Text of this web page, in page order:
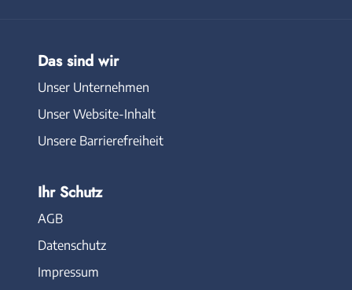
Das sind wir
Unser Unternehmen
Unser Website-Inhalt
Unsere Barrierefreiheit
Ihr Schutz
AGB
Datenschutz
Impressum